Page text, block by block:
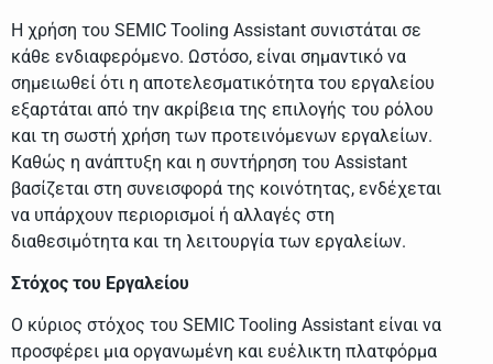
Η χρήση του SEMIC Tooling Assistant συνιστάται σε
κάθε ενδιαφερόμενο. Ωστόσο, είναι σημαντικό να
σημειωθεί ότι η αποτελεσματικότητα του εργαλείου
εξαρτάται από την ακρίβεια της επιλογής του ρόλου
και τη σωστή χρήση των προτεινόμενων εργαλείων.
Καθώς η ανάπτυξη και η συντήρηση του Assistant
βασίζεται στη συνεισφορά της κοινότητας, ενδέχεται
να υπάρχουν περιορισμοί ή αλλαγές στη
διαθεσιμότητα και τη λειτουργία των εργαλείων.
Στόχος του Εργαλείου
Ο κύριος στόχος του SEMIC Tooling Assistant είναι να
προσφέρει μια οργανωμένη και ευέλικτη πλατφόρμα